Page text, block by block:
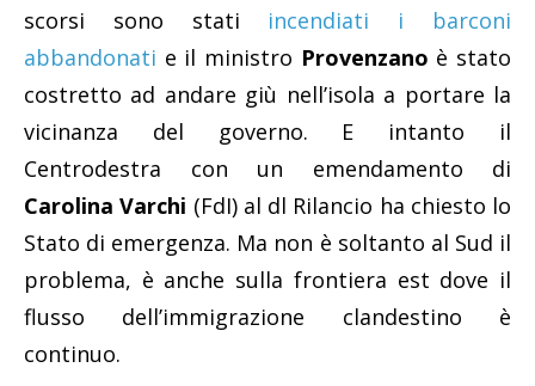
scorsi sono stati incendiati i barconi
abbandonati e il ministro Provenzano è stato
costretto ad andare giù nell’isola a portare la
vicinanza del governo. E intanto il
Centrodestra con un emendamento di
Carolina Varchi (FdI) al dl Rilancio ha chiesto lo
Stato di emergenza. Ma non è soltanto al Sud il
problema, è anche sulla frontiera est dove il
flusso dell’immigrazione clandestino è
continuo.